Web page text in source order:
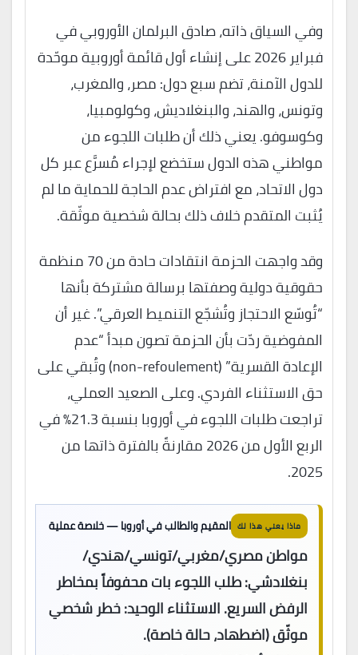
وفي السياق ذاته، صادق البرلمان الأوروبي في
فبراير 2026 على إنشاء أول قائمة أوروبية موحّدة
للدول الآمنة، تضم سبع دول: مصر، والمغرب،
وتونس، والهند، والبنغلاديش، وكولومبيا،
وكوسوفو. يعني ذلك أن طلبات اللجوء من
مواطني هذه الدول ستخضع لإجراء مُسرَّع عبر كل
دول الاتحاد، مع افتراض عدم الحاجة للحماية ما لم
يُثبت المتقدم خلاف ذلك بحالة شخصية موثّقة.
وقد واجهت الحزمة انتقادات حادة من 70 منظمة
حقوقية دولية وصفتها برسالة مشتركة بأنها
“تُوسّع الاحتجاز وتُشجّع التنميط العرقي”. غير أن
المفوضية ردّت بأن الحزمة تصون مبدأ “عدم
الإعادة القسرية” (non-refoulement) وتُبقي على
حق الاستثناء الفردي. وعلى الصعيد العملي،
تراجعت طلبات اللجوء في أوروبا بنسبة 21.3% في
الربع الأول من 2026 مقارنةً بالفترة ذاتها من
2025.
ماذا يعني هذا لك المقيم والطالب في أوروبا — خلاصة عملية
مواطن مصري/مغربي/تونسي/هندي/
بنغلادشي:طلب اللجوء بات محفوفاً بمخاطر
الرفض السريع. الاستثناء الوحيد: خطر شخصي
موثّق (اضطهاد، حالة خاصة).